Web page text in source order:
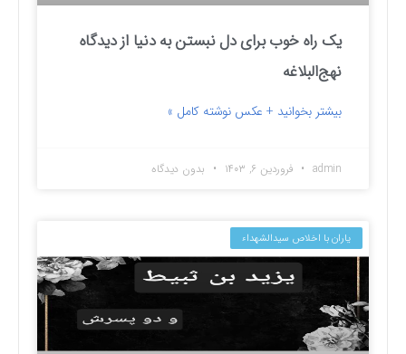
یک راه خوب برای دل نبستن به دنیا از دیدگاه
نهج‌البلاغه
بیشتر بخوانید + عکس نوشته کامل »
admin فروردین ۶, ۱۴۰۳ بدون دیدگاه
یاران با اخلاص سیدالشهداء